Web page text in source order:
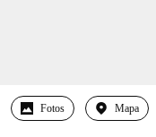
Fotos Mapa